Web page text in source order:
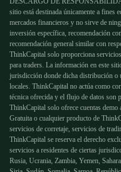
sitio está destinada únicamente a fines
mercados financieros y no sirve de
inversión específica, recomendación
recomendación general similar con
ThinkCapital solo proporciona
para traders. La información en este
jurisdicción donde dicha distribución o
locales. ThinkCapital no actúa como
técnica ofrecida y el flujo de datos son
ThinkCapital solo ofrece cuentas
Gratuita o cualquier producto de
servicios de corretaje, servicios de
ThinkCapital se reserva el derecho
servicios a residentes de ciertas
Rusia, Ucrania, Zambia, Yemen,